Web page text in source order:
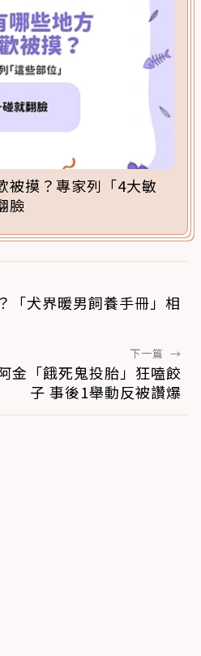
被摸？專家列「4大敏
臉
「犬界暖男飼養手冊」相
下一篇 →
金「餓死鬼投胎」狂嗑餃
子 事後1舉動反被讚爆